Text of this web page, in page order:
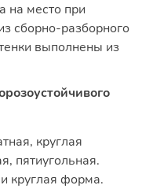
на место при
сборно-разборного
выполнены из
круглая
пятиугольная.
круглая форма.